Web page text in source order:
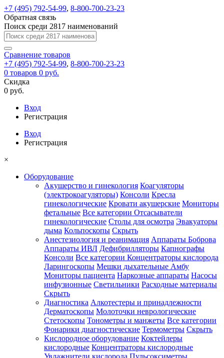
+7 (495) 792-54-99, 8-800-700-23-23
Обратная связь
Поиск среди 2817 наименований
Сравнение товаров
+7 (495) 792-54-99, 8-800-700-23-23
0 товаров 0 руб.
Скидка
0 руб.
Вход
Регистрация
Вход
Регистрация
×
Оборудование
Акушерство и гинекология Коагуляторы
(электрокоагуляторы) Консоли Кресла
гинекологические Кровати акушерские Мониторы
фетальные Все категории Отсасыватели
гинекологические Столы для осмотра Эвакуаторы
дыма Кольпоскопы Скрыть
Анестезиология и реанимация Аппараты Боброва
Аппараты ИВЛ Дефибрилляторы Капнографы
Консоли Все категории Концентраторы кислорода
Ларингоскопы Мешки дыхательные Амбу
Мониторы пациента Наркозные аппараты Насосы
инфузионные Светильники Расходные материалы
Скрыть
Диагностика Алкотестеры и принадлежности
Дерматоскопы Молоточки неврологические
Стетоскопы Тонометры и манжеты Все категории
Фонарики диагностические Термометры Скрыть
Кислородное оборудование Коктейлеры
кислородные Концентраторы кислородные
Увлажнители кислорода Пульсоксиметры